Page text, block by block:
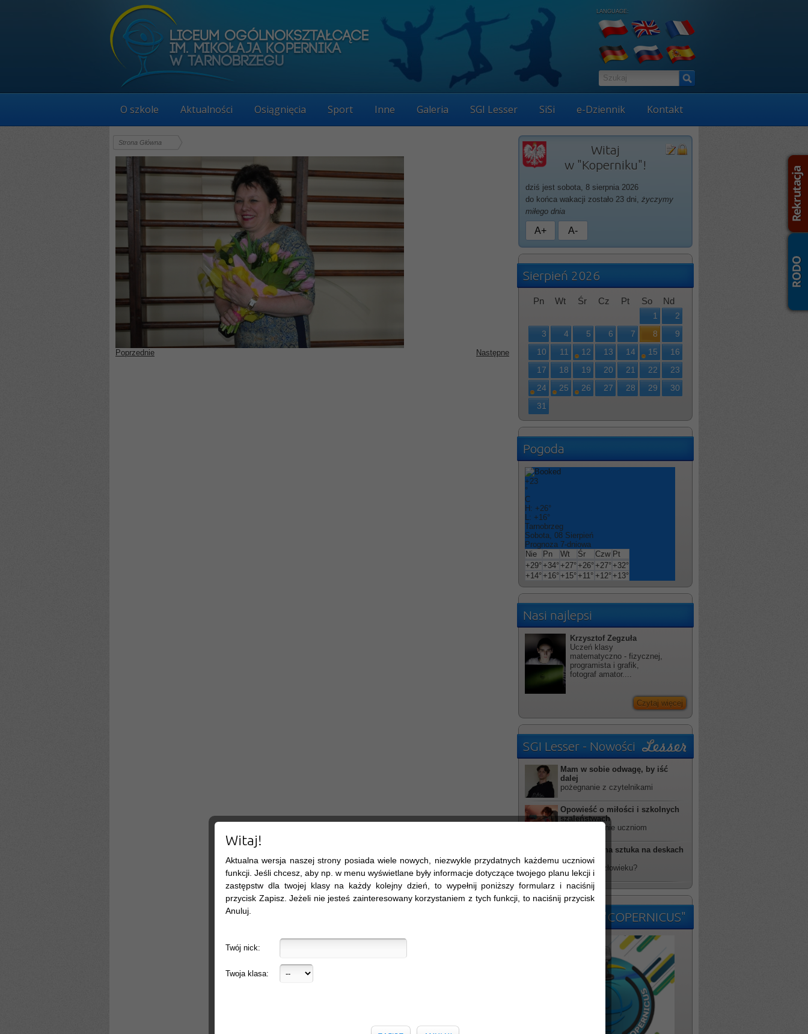
LANGUAGE:
O szkole Aktualności Osiągnięcia Sport Inne Galeria SGI Lesser SiSi e-Dziennik Kontakt
Witaj
w "Koperniku"!
dziś jest sobota, 8 sierpnia 2026
do końca wakacji zostało 23 dni, życzymy
miłego dnia
A+ A-
Sierpień 2026
Pn Wt Śr Cz Pt So Nd
1
2
3
4 5 6 7 8
9
10
11 12 13 14 15
16
17
18 19 20 21 22
23
24
25 26 27 28 29
30
31
Pogoda
+23
°
C
H: +26°
L: +16°
Tarnobrzeg
Sobota, 08 Sierpień
Prognoza 7-dniowa
Nie
Pn Wt Śr Czw Pt
+29°+34°+27°+26°+27°+32°
+14°+16°+15°+11° +12°+13°
Nasi najlepsi
Krzysztof Zegzuła
Uczeń klasy
matematyczno - fizycznej,
programista i grafik,
fotograf amator....
Czytaj więcej
SGI Lesser - Nowości
Mam w sobie odwagę, by iść
dalej
pożegnanie z czytelnikami
Opowieść o miłości i szkolnych
szaleństwach
rzucił wyzwanie uczniom
Futurystyczna sztuka na deskach
TDK
kim jesteś człowieku?
Szkolne Radio "COPERNICUS"
Strona Główna
Poprzednie Następne
Witaj!
Aktualna wersja naszej strony posiada wiele nowych, niezwykle przydatnych każdemu uczniowi
funkcji. Jeśli chcesz, aby np. w menu wyświetlane były informacje dotyczące twojego planu lekcji i
zastępstw dla twojej klasy na każdy kolejny dzień, to wypełnij poniższy formularz i naciśnij
przycisk Zapisz. Jeżeli nie jesteś zainteresowany korzystaniem z tych funkcji, to naciśnij przycisk
Anuluj.
Twój nick:
Twoja klasa: